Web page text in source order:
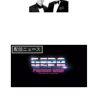
配信ニュース